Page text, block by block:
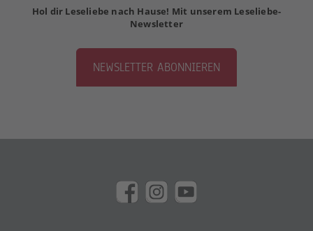
Hol dir Leseliebe nach Hause! Mit unserem Leseliebe-
Newsletter
NEWSLETTER ABONNIEREN